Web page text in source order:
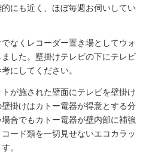
にも近く、ほぼ毎週お伺いしてい
なくレコーダー置き場としてウォ
した。壁掛けテレビの下にテレビ
にしてください。
が施された壁面にテレビを壁掛け
掛けはカトー電器が得意とする分
合でもカトー電器が壁内部に補強
ード類を一切見せないエコカラッ
。